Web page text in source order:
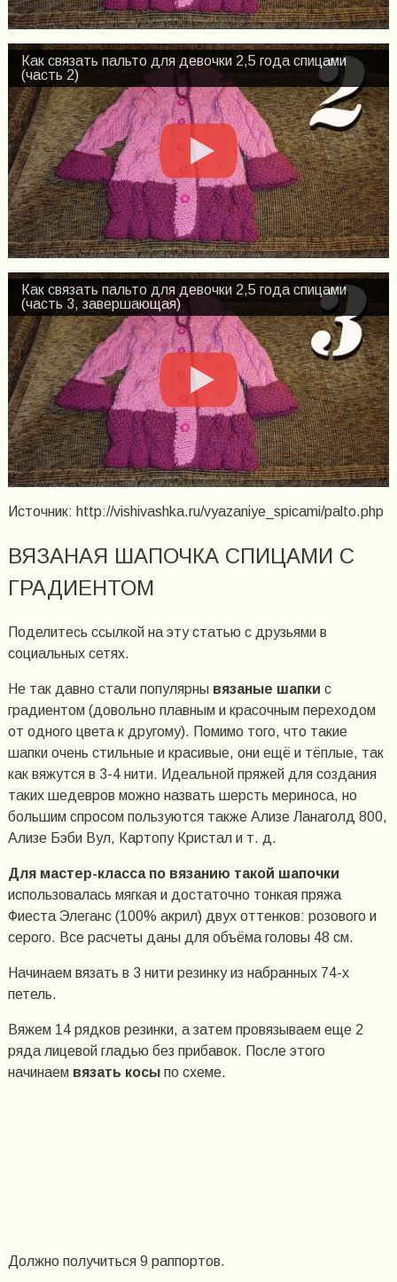
Как связать пальто для девочки 2,5 года спицами
(часть 2)
Как связать пальто для девочки 2,5 года спицами
(часть 3, завершающая)
Источник: http://vishivashka.ru/vyazaniye_spicami/palto.php
ВЯЗАНАЯ ШАПОЧКА СПИЦАМИ С
ГРАДИЕНТОМ
Поделитесь ссылкой на эту статью с друзьями в
социальных сетях.
Не так давно стали популярны вязаные шапки с
градиентом (довольно плавным и красочным переходом
от одного цвета к другому). Помимо того, что такие
шапки очень стильные и красивые, они ещё и тёплые, так
как вяжутся в 3-4 нити. Идеальной пряжей для создания
таких шедевров можно назвать шерсть мериноса, но
большим спросом пользуются также Ализе Ланаголд 800,
Ализе Бэби Вул, Картопу Кристал и т. д.
Для мастер-класса по вязанию такой шапочки
использовалась мягкая и достаточно тонкая пряжа
Фиеста Элеганс (100% акрил) двух оттенков: розового и
серого. Все расчеты даны для объёма головы 48 см.
Начинаем вязать в 3 нити резинку из набранных 74-х
петель.
Вяжем 14 рядков резинки, а затем провязываем еще 2
ряда лицевой гладью без прибавок. После этого
начинаем вязать косыпо схеме.
Должно получиться 9 раппортов.